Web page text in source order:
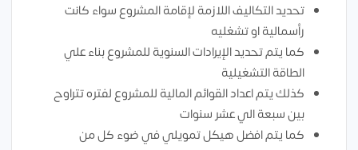
تحديد التكاليف اللازمة لإقامة المشروع سواء كانت
رأسمالية او تشغليه
كما يتم تحديد الإيرادات السنوية للمشروع بناء علي
الطاقة التشغيلية
كذلك يتم اعداد القوائم المالية للمشروع لفتره تتراوح
بين سبعة الي عشر سنوات
كما يتم افضل هيكل تمويلي في ضوء كل من